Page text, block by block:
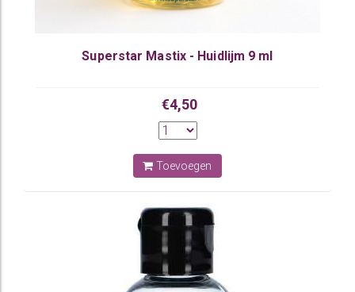
Superstar Mastix - Huidlijm 9 ml
€4,50
Toevoegen